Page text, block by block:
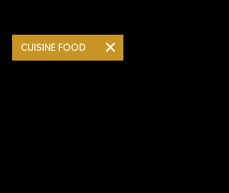
CUISINE FOOD